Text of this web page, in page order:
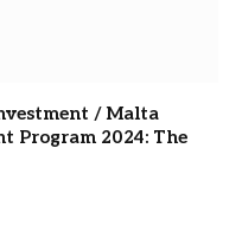
/ Malta
Program 2024: The